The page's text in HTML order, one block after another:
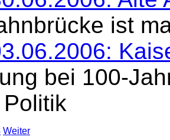
ist
bei 100-
Weiter